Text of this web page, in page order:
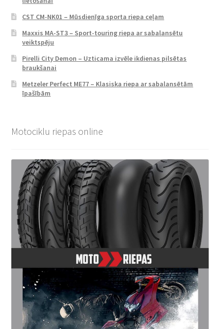
CST CM-NK01 – Mūsdienīga sporta riepa ceļam
Maxxis MA-ST3 – Sport-touring riepa ar sabalansētu
veiktspēju
Pirelli City Demon – Uzticama izvēle ikdienas pilsētas
braukšanai
Metzeler Perfect ME77 – Klasiska riepa ar sabalansētām
īpašībām
Motociklu riepas online